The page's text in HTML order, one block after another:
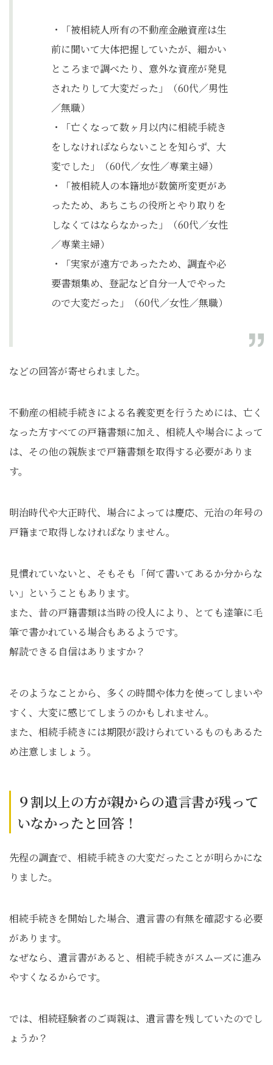
・「被相続人所有の不動産金融資産は生
前に聞いて大体把握していたが、細かい
ところまで調べたり、意外な資産が発見
されたりして大変だった」（60代／男性
／無職）
・「亡くなって数ヶ月以内に相続手続き
をしなければならないことを知らず、大
変でした」（60代／女性／専業主婦）
・「被相続人の本籍地が数箇所変更があ
ったため、あちこちの役所とやり取りを
しなくてはならなかった」（60代／女性
／専業主婦）
・「実家が遠方であったため、調査や必
要書類集め、登記など自分一人でやった
ので大変だった」（60代／女性／無職）
などの回答が寄せられました。
不動産の相続手続きによる名義変更を行うためには、亡く
なった方すべての戸籍書類に加え、相続人や場合によって
は、その他の親族まで戸籍書類を取得する必要がありま
す。
明治時代や大正時代、場合によっては慶応、元治の年号の
戸籍まで取得しなければなりません。
見慣れていないと、そもそも「何て書いてあるか分からな
い」ということもあります。
また、昔の戸籍書類は当時の役人により、とても達筆に毛
筆で書かれている場合もあるようです。
解読できる自信はありますか？
そのようなことから、多くの時間や体力を使ってしまいや
すく、大変に感じてしまうのかもしれません。
また、相続手続きには期限が設けられているものもあるた
め注意しましょう。
９割以上の方が親からの遺言書が残って
いなかったと回答！
先程の調査で、相続手続きの大変だったことが明らかにな
りました。
相続手続きを開始した場合、遺言書の有無を確認する必要
があります。
なぜなら、遺言書があると、相続手続きがスムーズに進み
やすくなるからです。
では、相続経験者のご両親は、遺言書を残していたのでし
ょうか？